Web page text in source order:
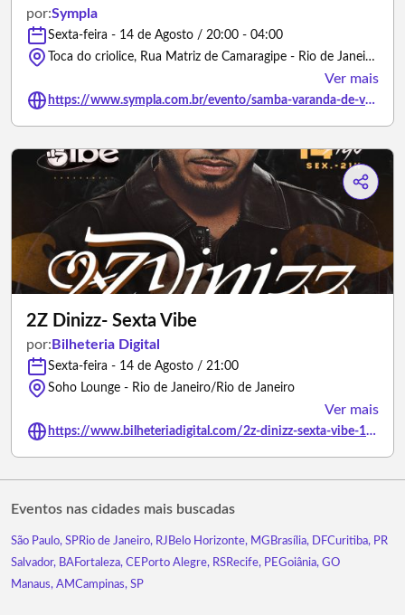
por:Sympla
Sexta-feira - 14 de Agosto / 20:00 - 04:00
Toca do criolice, Rua Matriz de Camaragipe - Rio de Janeiro/Rio de Janeiro
Ver mais
https://www.sympla.com.br/evento/samba-varanda-de-vo/3488811
2Z Dinizz- Sexta Vibe
por: Bilheteria Digital
Sexta-feira - 14 de Agosto / 21:00
Soho Lounge - Rio de Janeiro/Rio de Janeiro
Ver mais
https://www.bilheteriadigital.com/2z-dinizz-sexta-vibe-14-de-agosto
Eventos nas cidades mais buscadas
São Paulo, SPRio de Janeiro, RJ Belo Horizonte, MG Brasília, DFCuritiba, PR
Salvador, BAFortaleza, CE Porto Alegre, RSRecife, PEGoiânia, GO
Manaus, AMCampinas, SP